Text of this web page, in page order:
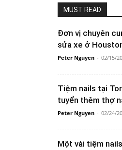
MUST READ
Đơn vị chuyên
sửa xe ở
Peter Nguyen - 02/15/
Tiệm nails tại
tuyển thêm thợ
Peter Nguyen - 02/24/
Một vài tiệm